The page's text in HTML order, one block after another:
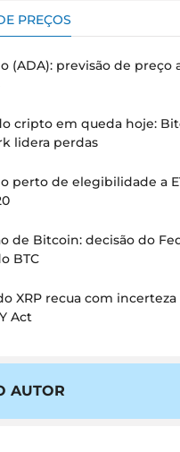
PREÇOS
(ADA): previsão de preço
cripto em queda hoje:
lidera perdas
perto de elegibilidade a
de Bitcoin: decisão do
BTC
XRP recua com
Act
AUTOR